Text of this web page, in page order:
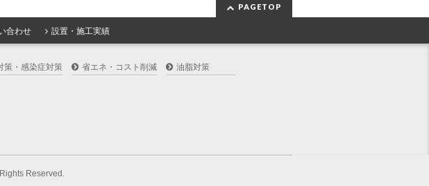
PAGETOP
合わせ 設置・施工実績
策・感染症対策 省エネ・コスト削減
油脂対策
Reserved.